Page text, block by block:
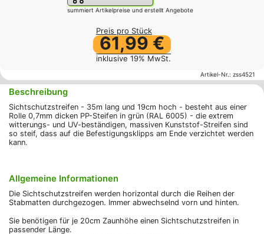
summiert Artikelpreise und erstellt Angebote
Preis pro Stück
61,99 €
inklusive 19% MwSt.
Artikel-Nr.: zss4521
Beschreibung
Sichtschutzstreifen - 35m lang und 19cm hoch - besteht aus einer
Rolle 0,7mm dicken PP-Steifen in grün (RAL 6005) - die extrem
witterungs- und UV-beständigen, massiven Kunststof-Streifen sind
so steif, dass auf die Befestigungsklipps am Ende verzichtet werden
kann.
Allgemeine Informationen
Die Sichtschutzstreifen werden horizontal durch die Reihen der
Stabmatten durchgezogen. Immer abwechselnd vorn und hinten.
Sie benötigen für je 20cm Zaunhöhe einen Sichtschutzstreifen in
passender Länge.